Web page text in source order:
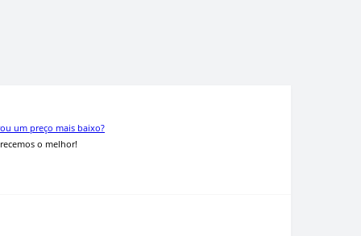
um preço mais baixo?
o melhor!